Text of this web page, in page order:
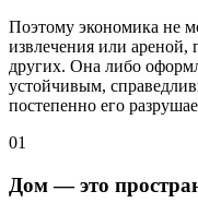
Поэтому экономика не
извлечения или ареной,
других. Она либо
устойчивым,
постепенно его
01
Дом — это